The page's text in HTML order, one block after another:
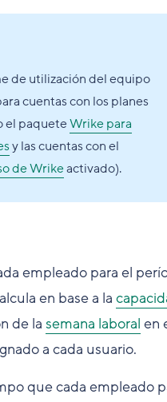
de utilización del equipo
cuentas con los planes
el paqueteWrike para
y las cuentas con el
de Wrikeactivado).
empleado para el
en base a la
de la semana laboral en
a cada usuario.
que cada empleado